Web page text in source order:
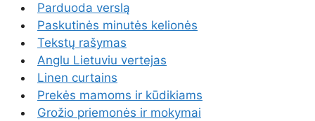
Parduoda verslą
Paskutinės minutės kelionės
Tekstų rašymas
Anglu Lietuviu vertejas
Linen curtains
Prekės mamoms ir kūdikiams
Grožio priemonės ir mokymai